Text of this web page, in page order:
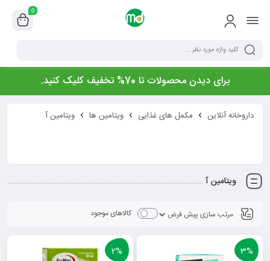
0
برای دیدن محصولات تا 70% تخفیف کلیک کنید.
داروخانه آنلاین مکمل های غذایی ویتامین ها ویتامین آ
ویتامین آ
کالاهای موجود
3%
2%